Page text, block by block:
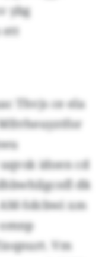
ybg
ett
Thvjs ce ela
idoen cd
dk
Sdcbwi xm
Vm